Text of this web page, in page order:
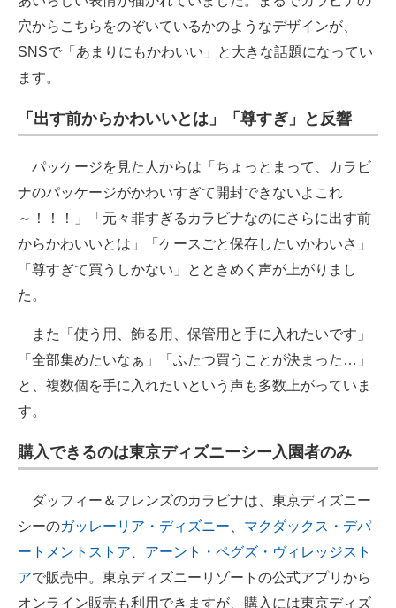
穴からこちらをのぞいているかのようなデザインが、
SNSで「あまりにもかわいい」と大きな話題になってい
ます。
「出す前からかわいいとは」「尊すぎ」と反響
パッケージを見た人からは「ちょっとまって、カラビ
ナのパッケージがかわいすぎて開封できないよこれ
～！！！」「元々罪すぎるカラビナなのにさらに出す前
からかわいいとは」「ケースごと保存したいかわいさ」
「尊すぎて買うしかない」とときめく声が上がりまし
た。
また「使う用、飾る用、保管用と手に入れたいです」
「全部集めたいなぁ」「ふたつ買うことが決まった…」
と、複数個を手に入れたいという声も多数上がっていま
す。
購入できるのは東京ディズニーシー入園者のみ
ダッフィー＆フレンズのカラビナは、東京ディズニー
シーのガッレーリア・ディズニー
マクダックス・デパ
ートメントストア
アーント・ペグズ・ヴィレッジスト
アで販売中。東京ディズニーリゾートの公式アプリから
オンライン販売も利用できますが、購入には東京ディズ